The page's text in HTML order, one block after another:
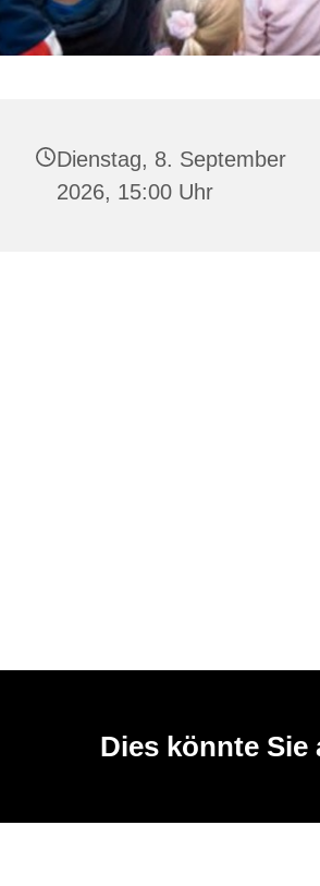
Dienstag, 8. September
2026, 15:00 Uhr
Dies könnte